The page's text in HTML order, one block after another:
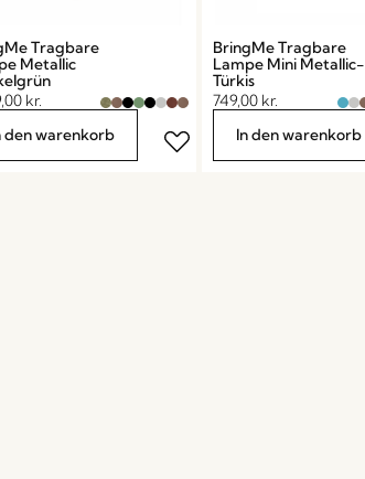
Tragbare
Metallic
kr.
den warenkorb
BringMe Tragbare
Lampe Mini Metallic-
Türkis
749,00 kr.
In den warenkorb